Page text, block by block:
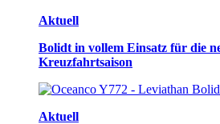
Aktuell
Bolidt in vollem Einsatz für die
Kreuzfahrtsaison
Aktuell